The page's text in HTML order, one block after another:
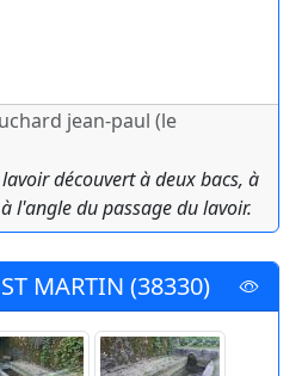
jean-paul (le
découvert à deux bacs, à
l'angle du passage du lavoir.
MARTIN (38330)